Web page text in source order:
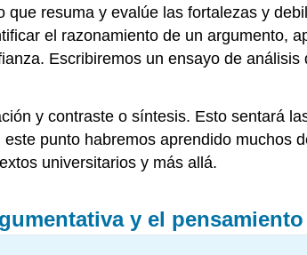
resuma y evalúe las fortalezas y
el razonamiento de un argumento,
Escribiremos un ensayo de análisis
y contraste o síntesis. Esto sentará
punto habremos aprendido muchos
universitarios y más allá.
y el